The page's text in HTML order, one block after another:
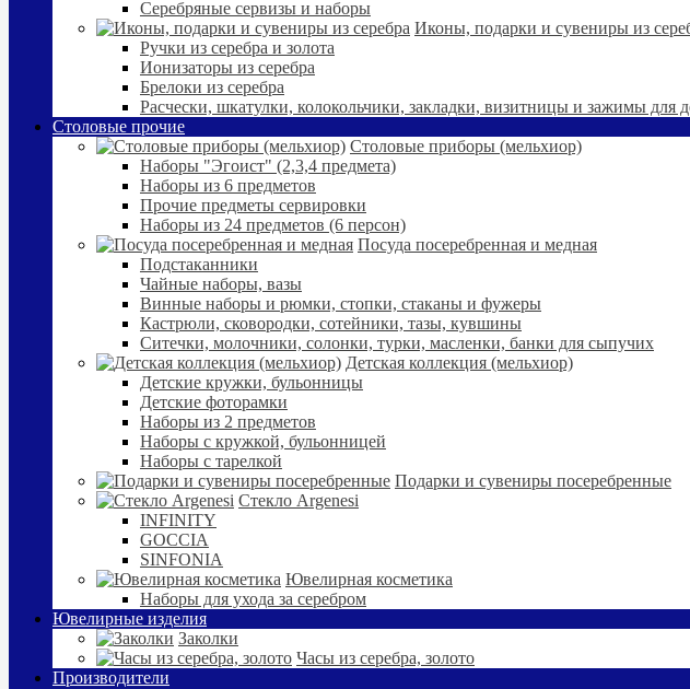
Серебряные сервизы и наборы
Иконы, подарки и сувениры из
Ручки из серебра и золота
Ионизаторы из серебра
Брелоки из серебра
Расчески, шкатулки, колокольчики, закладки, визитницы и зажимы для
Столовые прочие
Столовые приборы (мельхиор)
Наборы "Эгоист" (2,3,4 предмета)
Наборы из 6 предметов
Прочие предметы сервировки
Наборы из 24 предметов (6 персон)
Посуда посеребренная и медная
Подстаканники
Чайные наборы, вазы
Винные наборы и рюмки, стопки, стаканы и фужеры
Кастрюли, сковородки, сотейники, тазы, кувшины
Ситечки, молочники, солонки, турки, масленки, банки для сыпучих
Детская коллекция (мельхиор)
Детские кружки, бульонницы
Детские фоторамки
Наборы из 2 предметов
Наборы с кружкой, бульонницей
Наборы с тарелкой
Подарки и сувениры посеребренные
Стекло Argenesi
INFINITY
GOCCIA
SINFONIA
Ювелирная косметика
Наборы для ухода за серебром
Ювелирные изделия
Заколки
Часы из серебра, золото
Производители